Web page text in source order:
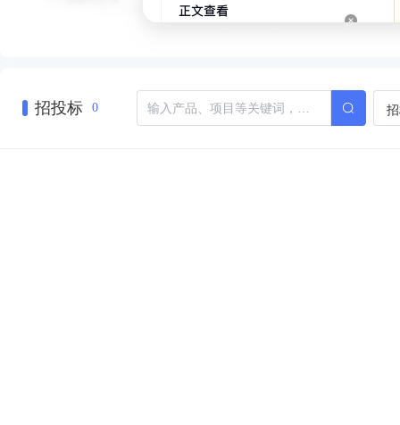
招投标 0